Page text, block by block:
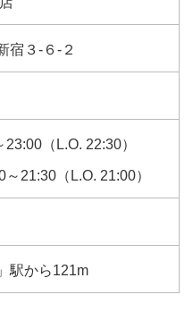
宿３-６-２
（L.O. 22:30）
～21:30（L.O. 21:00）
駅から121m